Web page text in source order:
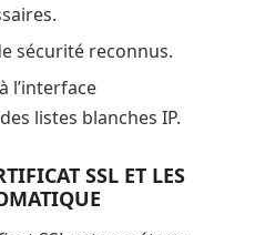
sécurité reconnus.
l’interface
listes blanches IP.
SSL ET LES